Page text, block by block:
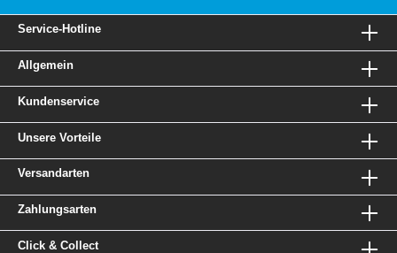
Service-Hotline
Allgemein
Kundenservice
Unsere Vorteile
Versandarten
Zahlungsarten
Click & Collect